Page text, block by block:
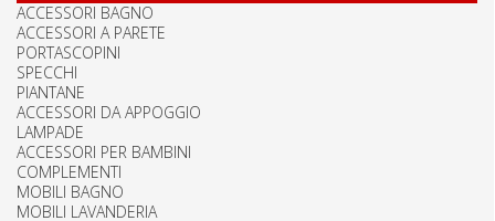
ACCESSORI BAGNO
ACCESSORI A PARETE
PORTASCOPINI
SPECCHI
PIANTANE
ACCESSORI DA APPOGGIO
LAMPADE
ACCESSORI PER BAMBINI
COMPLEMENTI
MOBILI BAGNO
MOBILI LAVANDERIA